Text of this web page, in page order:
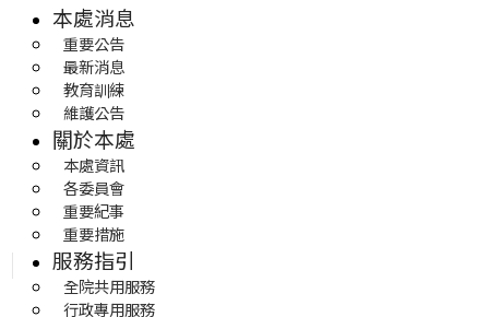
本處消息
重要公告
最新消息
教育訓練
維護公告
關於本處
本處資訊
各委員會
重要紀事
重要措施
服務指引
全院共用服務
行政專用服務